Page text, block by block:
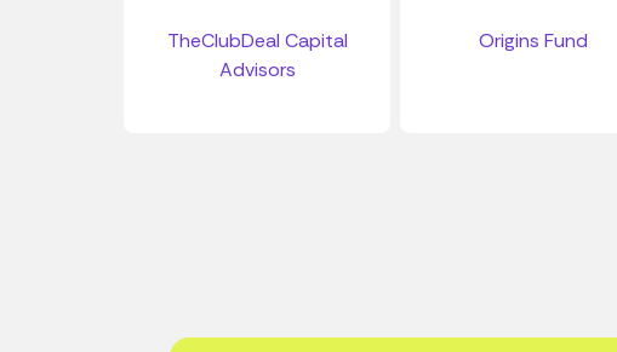
TheClubDeal Capital
Advisors
Origins Fund